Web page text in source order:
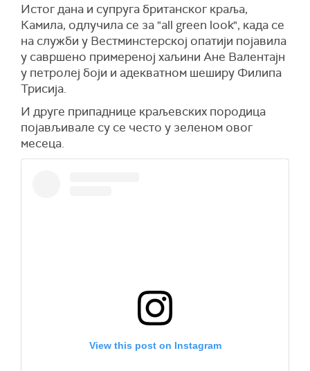
Истог дана и супруга британског краља,
Камила, одлучила се за "all green look", када се
на служби у Вестминстерској опатији појавила
у савршено примереној хаљини Ане Валентајн
у петролеј боји и адекватном шеширу Филипа
Трисија.
И друге припаднице краљевских породица
појављивале су се често у зеленом овог
месеца.
View this post on Instagram